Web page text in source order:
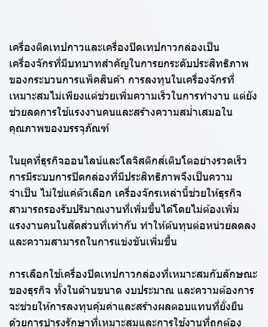
เครื่องติดเทปกาวและเครื่องปิดเทปกาวกล่องเป็น
เครื่องจักรที่มีบทบาทสำคัญในการยกระดับประสิทธิภาพ
ของกระบวนการแพ็คสินค้า การลงทุนในเครื่องจักรที่
เหมาะสมไม่เพียงแต่ช่วยเพิ่มความเร็วในการทำงาน แต่ยัง
ช่วยลดการใช้แรงงานคนและสร้างความสม่ำเสมอใน
คุณภาพของบรรจุภัณฑ์
ในยุคที่ธุรกิจออนไลน์และโลจิสติกส์เติบโตอย่างรวดเร็ว
การมีระบบการปิดกล่องที่มีประสิทธิภาพจึงเป็นความ
จำเป็น ไม่ใช่แค่ตัวเลือก เครื่องจักรเหล่านี้ช่วยให้ธุรกิจ
สามารถรองรับปริมาณงานที่เพิ่มขึ้นได้โดยไม่ต้องเพิ่ม
แรงงานคนในสัดส่วนที่เท่ากัน ทำให้ต้นทุนต่อหน่วยลดลง
และความสามารถในการแข่งขันเพิ่มขึ้น
การเลือกใช้เครื่องปิดเทปกาวกล่องที่เหมาะสมกับลักษณะ
ของธุรกิจ ทั้งในด้านขนาด งบประมาณ และความต้องการ
จะช่วยให้การลงทุนคุ้มค่าและสร้างผลตอบแทนที่ยั่งยืน
ด้วยการบำรุงรักษาที่เหมาะสมและการใช้งานที่ถูกต้อง